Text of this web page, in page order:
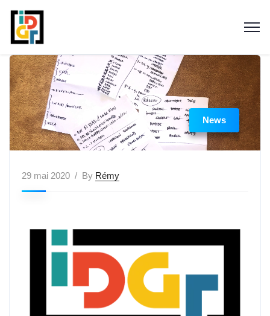
News
29 mai 2020 By Rémy